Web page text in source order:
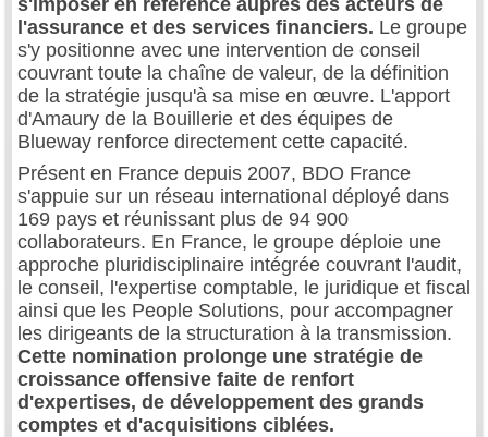
l'assurance et des services financiers. Le groupe
s'y positionne avec une intervention de conseil
couvrant toute la chaîne de valeur, de la définition
de la stratégie jusqu'à sa mise en œuvre. L'apport
d'Amaury de la Bouillerie et des équipes de
Blueway renforce directement cette capacité.
Présent en France depuis 2007, BDO France
s'appuie sur un réseau international déployé dans
169 pays et réunissant plus de 94 900
collaborateurs. En France, le groupe déploie une
approche pluridisciplinaire intégrée couvrant l'audit,
le conseil, l'expertise comptable, le juridique et fiscal
ainsi que les People Solutions, pour accompagner
les dirigeants de la structuration à la transmission.
Cette nomination prolonge une stratégie de
croissance offensive faite de renfort
d'expertises, de développement des grands
comptes et d'acquisitions ciblées.